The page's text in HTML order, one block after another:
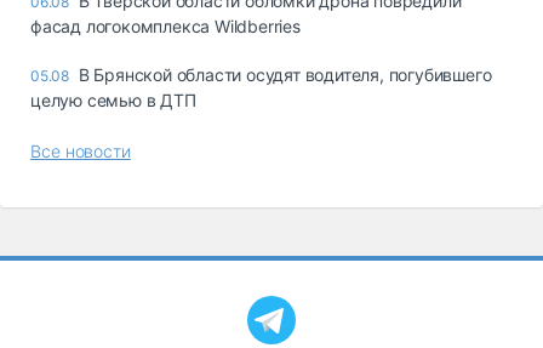
фасад логокомплекса Wildberries
05.08 В Брянской области осудят водителя, погубившего
целую семью в ДТП
Все новости